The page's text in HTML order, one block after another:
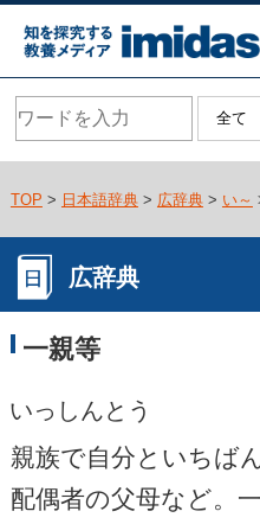
TOP > 日本語辞典> 広辞典> い～
広辞典
一親等
いっしんとう
親族で自分といちば
配偶者の父母など。一